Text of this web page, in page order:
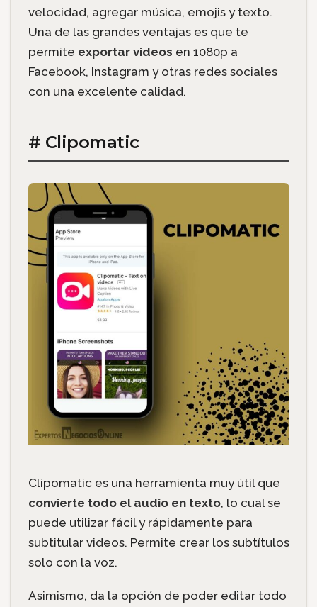
velocidad, agregar música, emojis y texto.
Una de las grandes ventajas es que te
permite exportar videos en 1080p a
Facebook, Instagram y otras redes sociales
con una excelente calidad.
# Clipomatic
Clipomatic es una herramienta muy útil que
convierte todo el audio en texto, lo cual se
puede utilizar fácil y rápidamente para
subtitular videos. Permite crear los subtítulos
solo con la voz.
Asimismo, da la opción de poder editar todo